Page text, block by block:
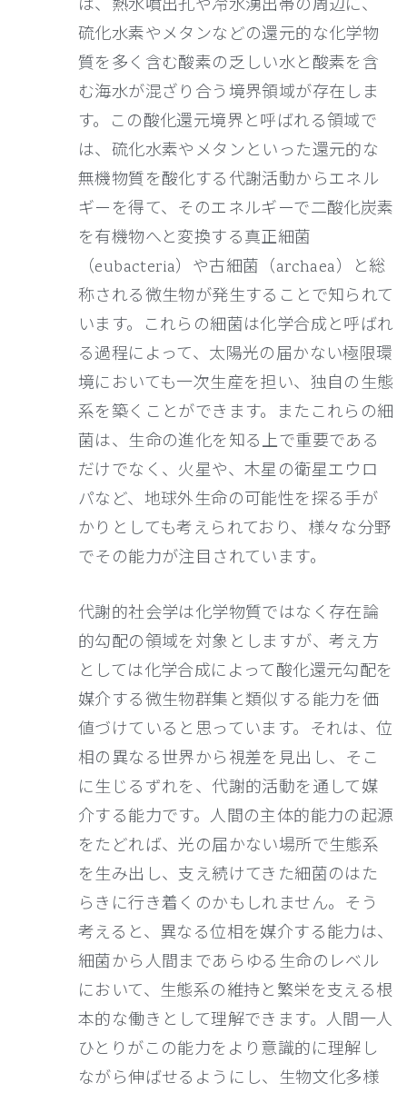
は、熱水噴出孔や冷水湧出帯の周辺に、
硫化水素やメタンなどの還元的な化学物
質を多く含む酸素の乏しい水と酸素を含
む海水が混ざり合う境界領域が存在しま
す。この酸化還元境界と呼ばれる領域で
は、硫化水素やメタンといった還元的な
無機物質を酸化する代謝活動からエネル
ギーを得て、そのエネルギーで二酸化炭素
を有機物へと変換する真正細菌
（eubacteria）や古細菌（archaea）と総
称される微生物が発生することで知られて
います。これらの細菌は化学合成と呼ばれ
る過程によって、太陽光の届かない極限環
境においても一次生産を担い、独自の生態
系を築くことができます。またこれらの細
菌は、生命の進化を知る上で重要である
だけでなく、火星や、木星の衛星エウロ
パなど、地球外生命の可能性を探る手が
かりとしても考えられており、様々な分野
でその能力が注目されています。
代謝的社会学は化学物質ではなく存在論
的勾配の領域を対象としますが、考え方
としては化学合成によって酸化還元勾配を
媒介する微生物群集と類似する能力を価
値づけていると思っています。それは、位
相の異なる世界から視差を見出し、そこ
に生じるずれを、代謝的活動を通して媒
介する能力です。人間の主体的能力の起源
をたどれば、光の届かない場所で生態系
を生み出し、支え続けてきた細菌のはた
らきに行き着くのかもしれません。そう
考えると、異なる位相を媒介する能力は、
細菌から人間まであらゆる生命のレベル
において、生態系の維持と繁栄を支える根
本的な働きとして理解できます。人間一人
ひとりがこの能力をより意識的に理解し
ながら伸ばせるようにし、生物文化多様